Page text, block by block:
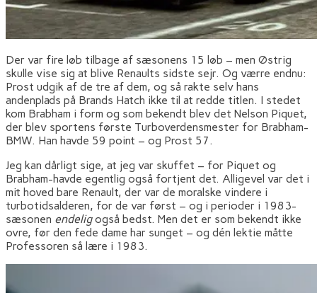
Der var fire løb tilbage af sæsonens 15 løb – men Østrig
skulle vise sig at blive Renaults sidste sejr. Og værre endnu:
Prost udgik af de tre af dem, og så rakte selv hans
andenplads på Brands Hatch ikke til at redde titlen. I stedet
kom Brabham i form og som bekendt blev det Nelson Piquet,
der blev sportens første Turboverdensmester for Brabham-
BMW. Han havde 59 point – og Prost 57.
Jeg kan dårligt sige, at jeg var skuffet – for Piquet og
Brabham-havde egentlig også fortjent det. Alligevel var det i
mit hoved bare Renault, der var de moralske vindere i
turbotidsalderen, for de var først – og i perioder i 1983-
sæsonen endeligogså bedst. Men det er som bekendt ikke
ovre, før den fede dame har sunget – og dén lektie måtte
Professoren så lære i 1983.